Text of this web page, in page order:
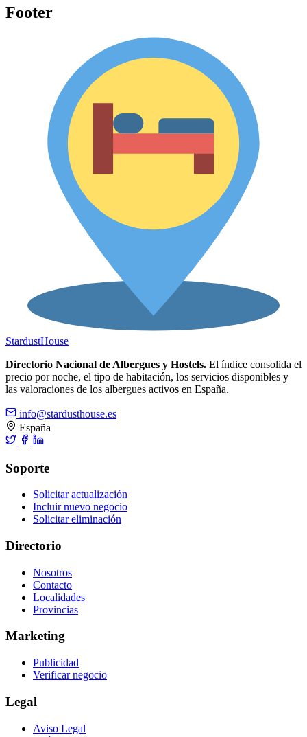
Footer
StardustHouse
Directorio Nacional de Albergues y Hostels. El índice consolida el
precio por noche, el tipo de habitación, los servicios disponibles y
las valoraciones de los albergues activos en España.
info@stardusthouse.es
España
Soporte
Solicitar actualización
Incluir nuevo negocio
Solicitar eliminación
Directorio
Nosotros
Contacto
Localidades
Provincias
Marketing
Publicidad
Verificar negocio
Legal
Aviso Legal